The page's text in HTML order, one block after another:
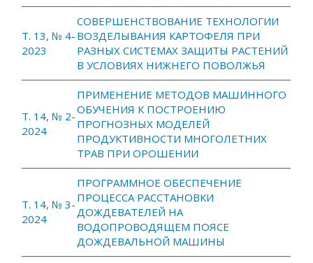
Т. 13, № 4-
2023
СОВЕРШЕНСТВОВАНИЕ ТЕХНОЛОГИИ
ВОЗДЕЛЫВАНИЯ КАРТОФЕЛЯ ПРИ
РАЗНЫХ СИСТЕМАХ ЗАЩИТЫ РАСТЕНИЙ
В УСЛОВИЯХ НИЖНЕГО ПОВОЛЖЬЯ
Т. 14, № 2-
2024
ПРИМЕНЕНИЕ МЕТОДОВ МАШИННОГО
ОБУЧЕНИЯ К ПОСТРОЕНИЮ
ПРОГНОЗНЫХ МОДЕЛЕЙ
ПРОДУКТИВНОСТИ МНОГОЛЕТНИХ
ТРАВ ПРИ ОРОШЕНИИ
Т. 14, № 3-
2024
ПРОГРАММНОЕ ОБЕСПЕЧЕНИЕ
ПРОЦЕССА РАССТАНОВКИ
ДОЖДЕВАТЕЛЕЙ НА
ВОДОПРОВОДЯЩЕМ ПОЯСЕ
ДОЖДЕВАЛЬНОЙ МАШИНЫ